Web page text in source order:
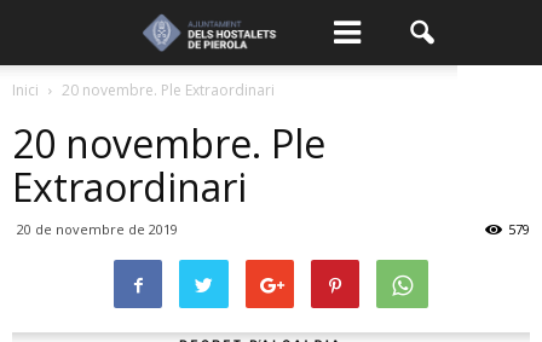
Inici 20 novembre. Ple Extraordinari
20 novembre. Ple
Extraordinari
20 de novembre de 2019 579